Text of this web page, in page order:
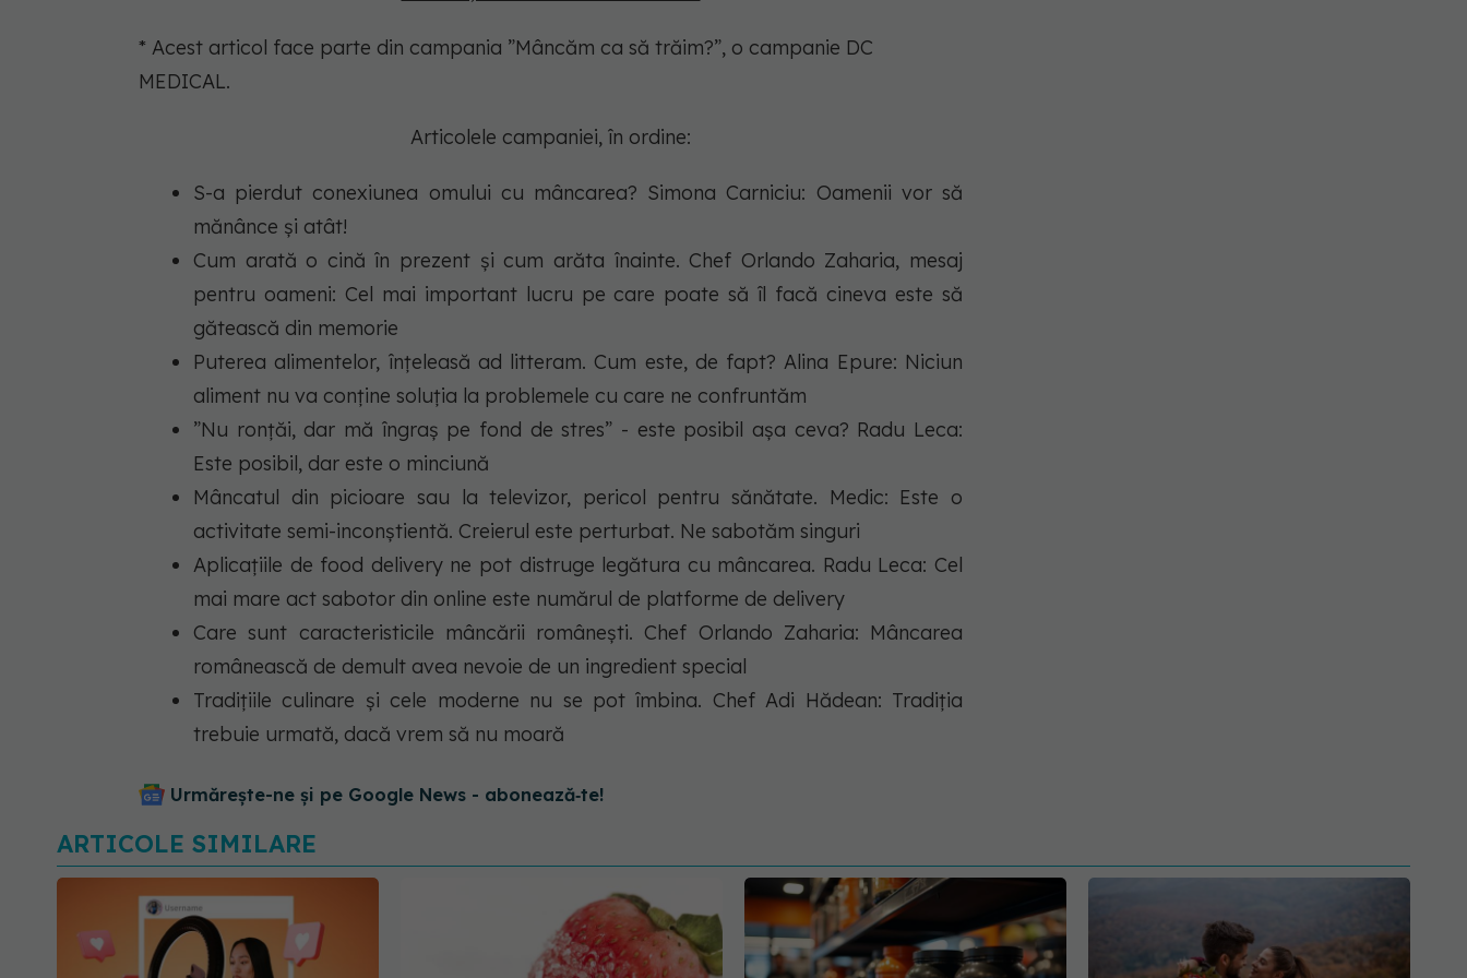
* Acest articol face parte din campania ”Mâncăm ca să trăim?”, o campanie DC
MEDICAL.
Articolele campaniei, în ordine:
S-a pierdut conexiunea omului cu mâncarea? Simona Carniciu: Oamenii vor să
mănânce și atât!
Cum arată o cină în prezent și cum arăta înainte. Chef Orlando Zaharia, mesaj
pentru oameni: Cel mai important lucru pe care poate să îl facă cineva este să
gătească din memorie
Puterea alimentelor, înțeleasă ad litteram. Cum este, de fapt? Alina Epure: Niciun
aliment nu va conține soluția la problemele cu care ne confruntăm
”Nu ronțăi, dar mă îngraș pe fond de stres” - este posibil așa ceva? Radu Leca:
Este posibil, dar este o minciună
Mâncatul din picioare sau la televizor, pericol pentru sănătate. Medic: Este o
activitate semi-inconștientă. Creierul este perturbat. Ne sabotăm singuri
Aplicațiile de food delivery ne pot distruge legătura cu mâncarea. Radu Leca: Cel
mai mare act sabotor din online este numărul de platforme de delivery
Care sunt caracteristicile mâncării românești. Chef Orlando Zaharia: Mâncarea
românească de demult avea nevoie de un ingredient special
Tradițiile culinare și cele moderne nu se pot îmbina. Chef Adi Hădean: Tradiția
trebuie urmată, dacă vrem să nu moară
Urmărește-ne și pe Google News - abonează‑te!
ARTICOLE SIMILARE